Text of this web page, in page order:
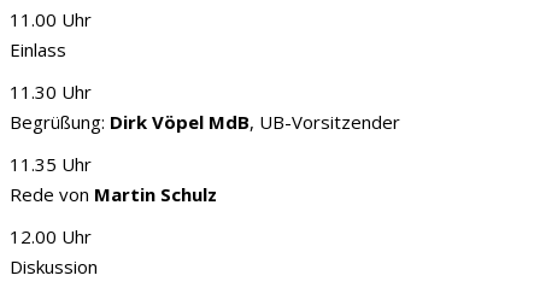
11.00 Uhr
Einlass
11.30 Uhr
Begrüßung: Dirk Vöpel MdB, UB-Vorsitzender
11.35 Uhr
Rede von Martin Schulz
12.00 Uhr
Diskussion